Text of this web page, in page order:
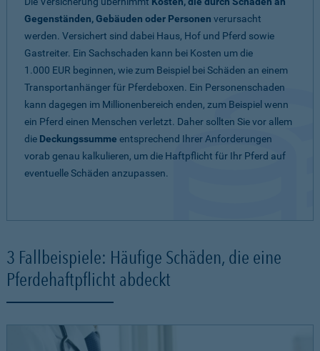
Gegenständen, Gebäuden oder Personen verursacht
werden. Versichert sind dabei Haus, Hof und Pferd sowie
Gastreiter. Ein Sachschaden kann bei Kosten um die
1.000 EUR beginnen, wie zum Beispiel bei Schäden an einem
Transportanhänger für Pferdeboxen. Ein Personenschaden
kann dagegen im Millionenbereich enden, zum Beispiel wenn
ein Pferd einen Menschen verletzt. Daher sollten Sie vor allem
die Deckungssumme entsprechend Ihrer Anforderungen
vorab genau kalkulieren, um die Haftpflicht für Ihr Pferd auf
eventuelle Schäden anzupassen.
3 Fallbeispiele: Häufige Schäden, die eine
Pferdehaftpflicht abdeckt